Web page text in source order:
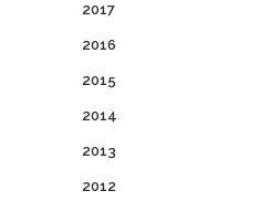
2017
2016
2015
2014
2013
2012